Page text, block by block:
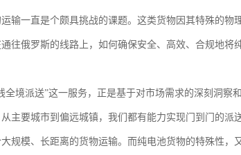
输一直是个颇具挑战的课题。这类货物因其特殊的物
往俄罗斯的线路上，如何确保安全、高效、合规地将
全境派送”这一服务，正是基于对市场需求的深刻洞察
主要城市到偏远城镇，我们都有能力实现门到门的派
规模、长距离的货物运输。而纯电池货物的特殊性，